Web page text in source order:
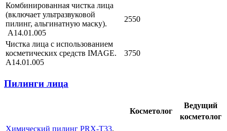
Комбинированная чистка лица
(включает ультразвуковой
пилинг, альгинатную маску).
А14.01.005
2550
Чистка лица с использованием
косметических средств IMAGE.
А14.01.005
3750
Пилинги лица
Косметолог
Ведущий
косметолог
Химический пилинг PRX-T33.